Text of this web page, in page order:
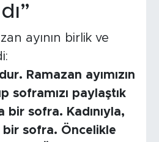
ayının birlik ve
Ramazan ayımızın
soframızı paylaştık
bir sofra. Kadınıyla,
sofra. Öncelikle